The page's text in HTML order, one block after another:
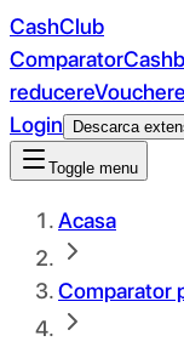
CashClub
Comparator
reducereVouchere
Login
Descarca
Toggle menu
Acasa
Comparator